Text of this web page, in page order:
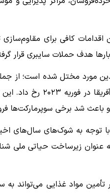
اقدامات کافی برای
هدف حملات سایبری قرار
مورد مختل شده است؛ از
در پی شرایط نامساعد
باعث شد برخی سوپرمارکت‌ها
توجه به شوک‌های سال‌های اخیر
عنوان زیرساخت حیاتی ملی
مواد غذایی می‌تواند به